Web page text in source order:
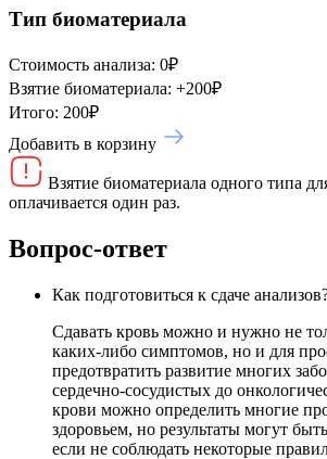
Тип биоматериала
Стоимость анализа: 0₽
Взятие биоматериала: +200₽
Итого: 200₽
Добавить в корзину
Взятие биоматериала одного типа
оплачивается один раз.
Вопрос-ответ
Как подготовиться к сдаче
Сдавать кровь можно и нужно не
каких-либо симптомов, но и для
предотвратить развитие многих
сердечно-сосудистых до
крови можно определить многие
здоровьем, но результаты могут
если не соблюдать некоторые